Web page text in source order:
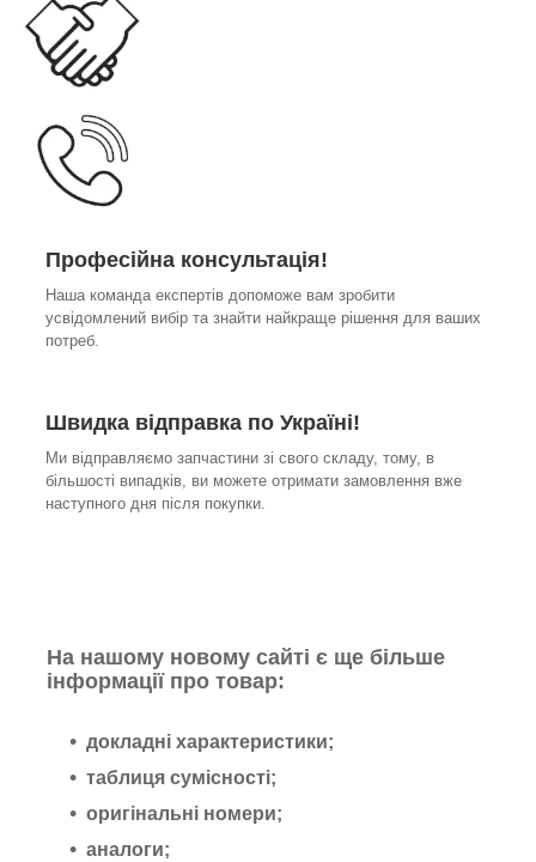
Професійна консультація!
Наша команда експертів допоможе вам зробити
усвідомлений вибір та знайти найкраще рішення для ваших
потреб.
Швидка відправка по Україні!
Ми відправляємо запчастини зі свого складу, тому, в
більшості випадків, ви можете отримати замовлення вже
наступного дня після покупки.
На нашому новому сайті є ще більше
інформації про товар:
докладні характеристики;
таблиця сумісності;
оригінальні номери;
аналоги;